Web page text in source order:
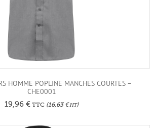
HOMME POPLINE MANCHES COURTES –
CHE0001
19,96 € TTC (16,63 €HT)